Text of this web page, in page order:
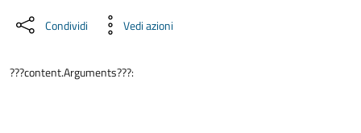
Condividi Vedi azioni
???content.Arguments???: